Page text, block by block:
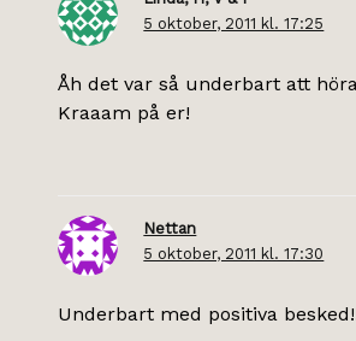
5 oktober, 2011 kl. 17:25
Åh det var så underbart att
Kraaam på er!
Nettan
5 oktober, 2011 kl. 17:30
Underbart med positiva